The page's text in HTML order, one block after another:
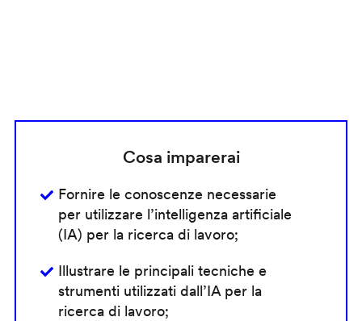
Cosa imparerai
Fornire le conoscenze necessarie
per utilizzare l’intelligenza artificiale
(IA) per la ricerca di lavoro;
Illustrare le principali tecniche e
strumenti utilizzati dall’IA per la
ricerca di lavoro;